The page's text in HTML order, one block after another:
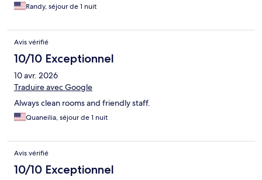
Randy, séjour de 1 nuit
Avis vérifié
10/10 Exceptionnel
10 avr. 2026
Traduire avec Google
Always clean rooms and friendly staff.
Quaneilia, séjour de 1 nuit
Avis vérifié
10/10 Exceptionnel